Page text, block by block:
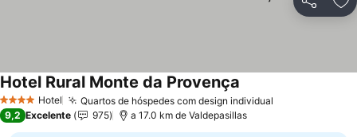
Partilhar
4 EstrelasHotel Quartos de hóspedes com design individual
Hotel Rural Monte da Provença
9,2 Excelente 975 a 17.0 km de Valdepasillas